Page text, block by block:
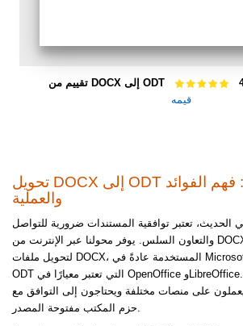
تقييم من DOCX إلى ODT
قيمه
تحويل DOCX إلى ODT دون عناء: فهم الفوائد
والعملية
الحديث، تعتبر توافقية المستندات ضرورية للتواصل
والتعاون السلس. يوفر محولنا عبر الإنترنت من DOCX إلى ODT حلاً بسيطًا
لتحويل ملفات DOCX، المستخدمة عادةً في Microsoft Word، إلى ملفات
ODT التي تعتبر معيارًا في OpenOffice وLibreOffice. هذا التحويل مهم
على منصات مختلفة ويحتاجون إلى التوافق مع
حزم المكتب مفتوحة المصدر.